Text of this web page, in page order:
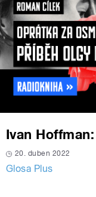
Ivan
20. duben 2022
Glosa Plus